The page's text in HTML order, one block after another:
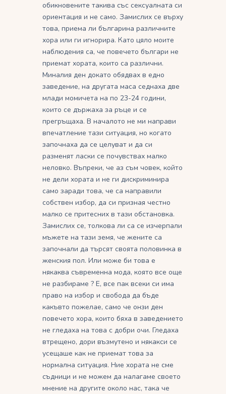
обикновените такива със сексуалната си
ориентация и не само. Замислих се върху
това, приема ли българина различните
хора или ги игнорира. Като цяло моите
наблюдения са, че повечето българи не
приемат хората, които са различни.
Миналия ден докато обядвах в едно
заведение, на другата маса седнаха две
млади момичета на по 23-24 години,
които се държаха за ръце и се
прегръщаха. В началото не ми направи
впечатление тази ситуация, но когато
започнаха да се целуват и да си
разменят ласки се почувствах малко
неловко. Въпреки, че аз съм човек, който
не дели хората и не ги дискриминира
само заради това, че са направили
собствен избор, да си призная честно
малко се притесних в тази обстановка.
Замислих се, толкова ли са се изчерпали
мъжете на тази земя, че жените са
започнали да търсят своята половинка в
женския пол. Или може би това е
някаква съвременна мода, която все още
не разбираме ? Е, все пак всеки си има
право на избор и свобода да бъде
какъвто пожелае, само че онзи ден
повечето хора, които бяха в заведението
не гледаха на това с добри очи. Гледаха
втрещено, дори възмутено и някакси се
усещаше как не приемат това за
нормална ситуация. Ние хората не сме
съдници и не можем да налагаме своето
мнение на другите около нас, така че